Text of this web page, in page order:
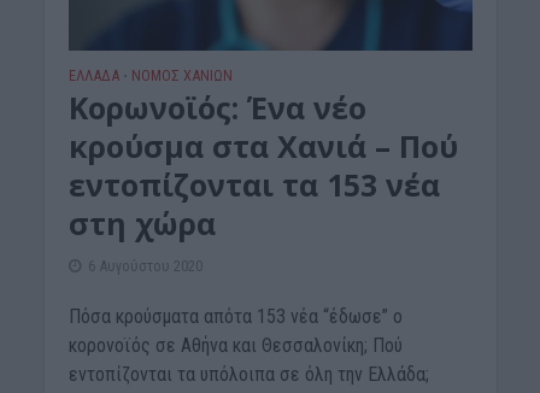
ΕΛΛΑΔΑ • ΝΟΜΌΣ ΧΑΝΊΩΝ
Κορωνοϊός: Ένα νέο
κρούσμα στα Χανιά – Πού
εντοπίζονται τα 153 νέα
στη χώρα
6 Αυγούστου 2020
Πόσα κρούσματα απότα 153 νέα “έδωσε” ο
κορονοϊός σε Αθήνα και Θεσσαλονίκη; Πού
εντοπίζονται τα υπόλοιπα σε όλη την Ελλάδα;